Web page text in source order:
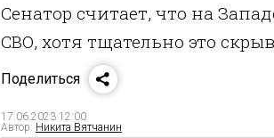
Сенатор считает, что на
СВО, хотя тщательно это
Поделиться
17.06.2023 12:00
Автор: Никита Вятчанин